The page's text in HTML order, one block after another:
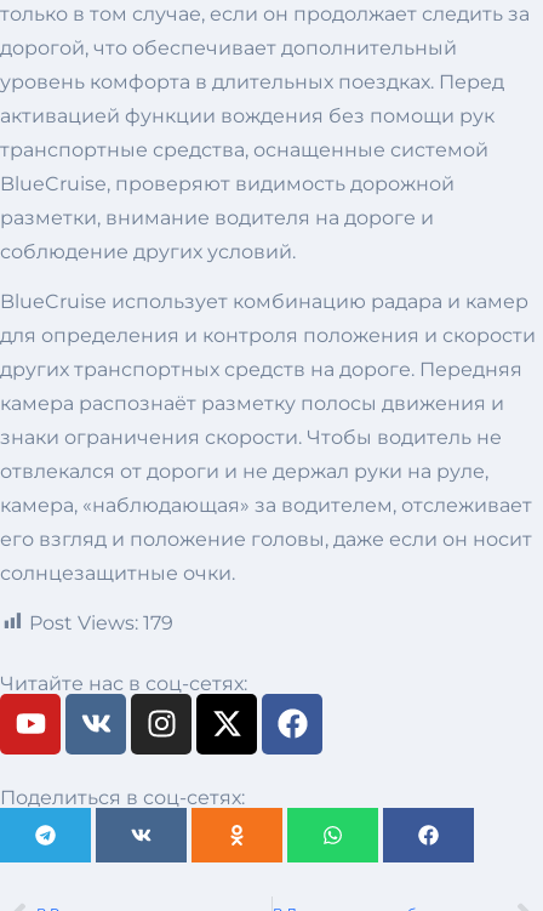
только в том случае, если он продолжает следить за
дорогой, что обеспечивает дополнительный
уровень комфорта в длительных поездках. Перед
активацией функции вождения без помощи рук
транспортные средства, оснащенные системой
BlueCruise, проверяют видимость дорожной
разметки, внимание водителя на дороге и
соблюдение других условий.
BlueCruise использует комбинацию радара и камер
для определения и контроля положения и скорости
других транспортных средств на дороге. Передняя
камера распознаёт разметку полосы движения и
знаки ограничения скорости. Чтобы водитель не
отвлекался от дороги и не держал руки на руле,
камера, «наблюдающая» за водителем, отслеживает
его взгляд и положение головы, даже если он носит
солнцезащитные очки.
Post Views: 179
Читайте нас в соц-сетях:
Поделиться в соц-сетях: